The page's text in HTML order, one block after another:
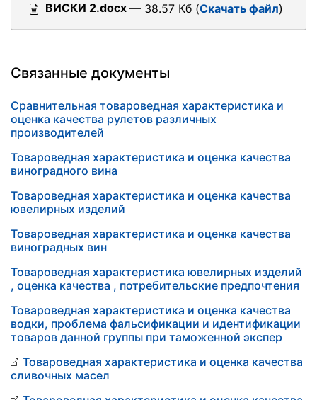
ВИСКИ 2.docx — 38.57 Кб (Скачать файл)
Связанные документы
Сравнительная товароведная характеристика и
оценка качества рулетов различных
производителей
Товароведная характеристика и оценка качества
виноградного вина
Товароведная характеристика и оценка качества
ювелирных изделий
Товароведная характеристика и оценка качества
виноградных вин
Товароведная характеристика ювелирных изделий
, оценка качества , потребительские предпочтения
Товароведная характеристика и оценка качества
водки, проблема фальсификации и идентификации
товаров данной группы при таможенной экспер
Товароведная характеристика и оценка качества
сливочных масел